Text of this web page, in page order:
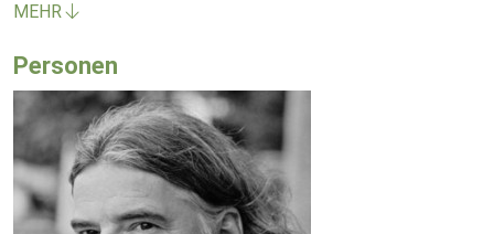
MEHR
Personen